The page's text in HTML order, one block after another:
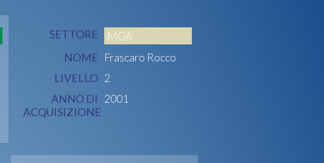
SETTORE
MGA
NOME Frascaro Rocco
LIVELLO 2
ANNO DI
ACQUISIZIONE
2001